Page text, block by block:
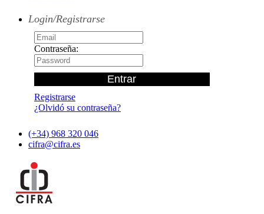
Login/Registrarse
Contraseña:
Registrarse
¿Olvidó su contraseña?
(+34) 968 320 046
cifra@cifra.es